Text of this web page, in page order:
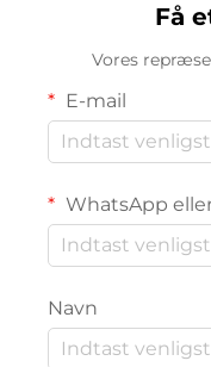
Få
Vores
E-mail
WhatsApp
Navn